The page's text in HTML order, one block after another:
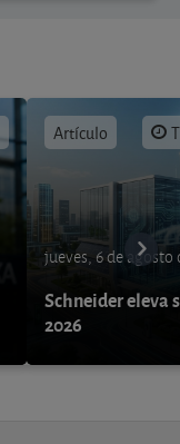
Artículo
jueves, 6 de agosto
Schneider eleva
2026